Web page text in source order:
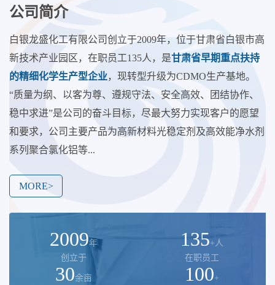
公司简介
白银龙盛化工有限公司创立于2009年，位于甘肃省白银市高
新技术产业园区，在职员工135人，是甘肃省早期重点扶持
的精细化学生产型企业，现转型升级为CDMO生产基地。
“质量为纲、以客为尊、遵规守法、安全高效、团结协作、
稳中求进”是公司的奋斗目标，尽最大努力实现客户的愿望
和要求，公司主要产品为高新材料光稳定剂及高效能净水剂
系列聚合氯化铝等...
MORE>
2009年
创立于
135+人
在职员工
30余亩
100+